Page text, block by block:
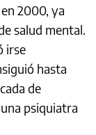
2000, ya
salud mental.
irse
hasta
de
psiquiatra